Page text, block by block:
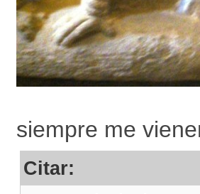
siempre me
Citar: